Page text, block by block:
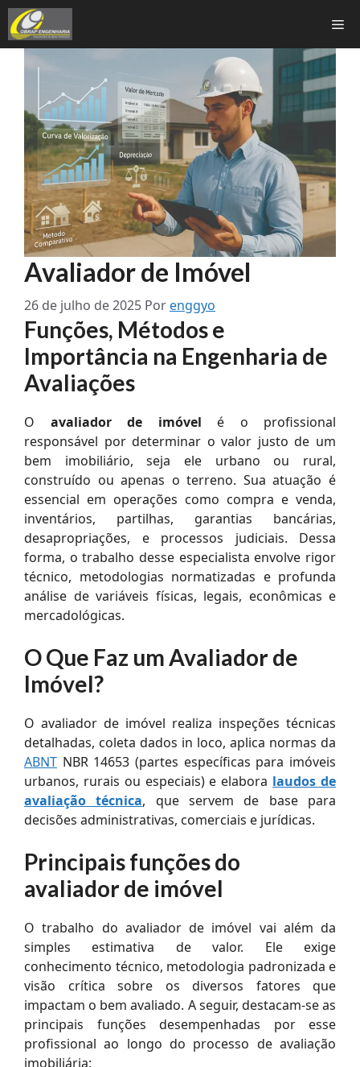
Pular
para
o
conteúdo
Avaliador de Imóvel
26 de julho de 2025 Por enggyo
Funções, Métodos e
Importância na Engenharia de
Avaliações
O avaliador de imóvel é o profissional
responsável por determinar o valor justo de um
bem imobiliário, seja ele urbano ou rural,
construído ou apenas o terreno. Sua atuação é
essencial em operações como compra e venda,
inventários, partilhas, garantias bancárias,
desapropriações, e processos judiciais. Dessa
forma, o trabalho desse especialista envolve rigor
técnico, metodologias normatizadas e profunda
análise de variáveis físicas, legais, econômicas e
mercadológicas.
O Que Faz um Avaliador de
Imóvel?
O avaliador de imóvel realiza inspeções técnicas
detalhadas, coleta dados in loco, aplica normas da
ABNT NBR 14653 (partes específicas para imóveis
urbanos, rurais ou especiais) e elabora laudos de
avaliação técnica, que servem de base para
decisões administrativas, comerciais e jurídicas.
Principais funções do
avaliador de imóvel
O trabalho do avaliador de imóvel vai além da
simples estimativa de valor. Ele exige
conhecimento técnico, metodologia padronizada e
visão crítica sobre os diversos fatores que
impactam o bem avaliado. A seguir, destacam-se as
principais funções desempenhadas por esse
profissional ao longo do processo de avaliação
imobiliária: